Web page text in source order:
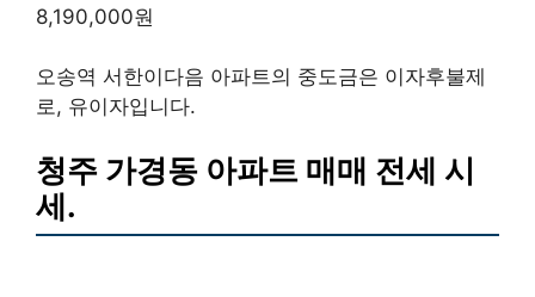
8,190,000원
오송역 서한이다음 아파트의 중도금은 이자후불제
로, 유이자입니다.
청주 가경동 아파트 매매 전세 시
세.